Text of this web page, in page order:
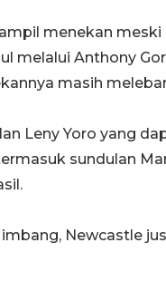
menekan meski
melalui Anthony
masih
Leny Yoro yang
sundulan
Newcastle
BPJS
03 August